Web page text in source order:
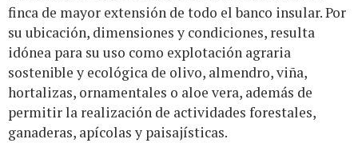
finca de mayor extensión de todo el banco insular. Por
su ubicación, dimensiones y condiciones, resulta
idónea para su uso como explotación agraria
sostenible y ecológica de olivo, almendro, viña,
hortalizas, ornamentales o aloe vera, además de
permitir la realización de actividades forestales,
ganaderas, apícolas y paisajísticas.